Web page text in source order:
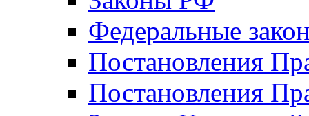
Федеральные
Постановления
Постановления